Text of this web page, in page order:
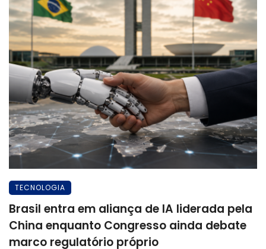
TECNOLOGIA
Brasil entra em aliança de IA liderada pela
China enquanto Congresso ainda debate
marco regulatório próprio